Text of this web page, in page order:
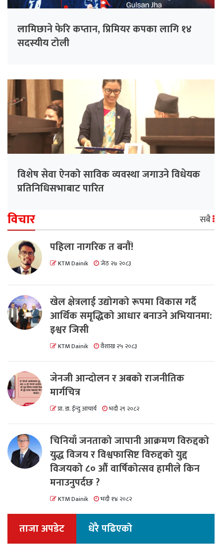
लामिछाने फेरि कप्तान, प्रिमियर कपका लागि १४
सदस्यीय टोली
विशेष सेवा ऐनको साविक व्यवस्था जगाउने विधेयक
प्रतिनिधिसभाबाट पारित
विचार सबै
पहिला नागरिक त बनाैं!
KTM Dainik जेठ २७ २०८३
खेल क्षेत्रलाई उद्योगको रूपमा विकास गर्दै
आर्थिक समृद्धिको आधार बनाउने अभियानमा:
इश्वर जिसी
KTM Dainik वैशाख २५ २०८३
जेनजी आन्दोलन र अबको राजनीतिक
मार्गचित्र
प्रा. डा. ईन्दु आचार्य भदौ २९ २०८२
चिनियाँ जनताको जापानी आक्रमण विरुद्दको
युद्ध विजय र विश्वफासिष्ट विरुद्दको युद्द
विजयको ८० औं वार्षिकोत्सव हामीले किन
मनाउनुपर्दछ ?
KTM Dainik भदौ १४ २०८२
ताजा अपडेट धेरै पढिएको